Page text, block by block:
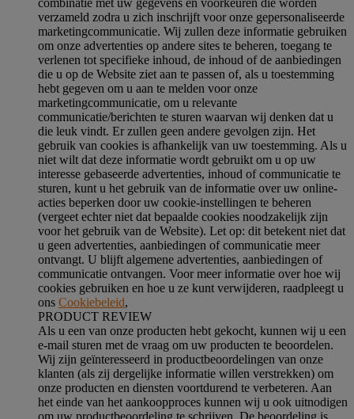
verzameld zodra u zich inschrijft voor onze gepersonaliseerde
marketingcommunicatie. Wij zullen deze informatie gebruiken
om onze advertenties op andere sites te beheren, toegang te
verlenen tot specifieke inhoud, de inhoud of de aanbiedingen
die u op de Website ziet aan te passen of, als u toestemming
hebt gegeven om u aan te melden voor onze
marketingcommunicatie, om u relevante
communicatie/berichten te sturen waarvan wij denken dat u
die leuk vindt. Er zullen geen andere gevolgen zijn. Het
gebruik van cookies is afhankelijk van uw toestemming. Als u
niet wilt dat deze informatie wordt gebruikt om u op uw
interesse gebaseerde advertenties, inhoud of communicatie te
sturen, kunt u het gebruik van de informatie over uw online-
acties beperken door uw cookie-instellingen te beheren
(vergeet echter niet dat bepaalde cookies noodzakelijk zijn
voor het gebruik van de Website). Let op: dit betekent niet dat
u geen advertenties, aanbiedingen of communicatie meer
ontvangt. U blijft algemene advertenties, aanbiedingen of
communicatie ontvangen. Voor meer informatie over hoe wij
cookies gebruiken en hoe u ze kunt verwijderen, raadpleegt u
ons Cookiebeleid,
PRODUCT REVIEW
Als u een van onze producten hebt gekocht, kunnen wij u een
e-mail sturen met de vraag om uw producten te beoordelen.
Wij zijn geïnteresseerd in productbeoordelingen van onze
klanten (als zij dergelijke informatie willen verstrekken) om
onze producten en diensten voortdurend te verbeteren. Aan
het einde van het aankoopproces kunnen wij u ook uitnodigen
om uw productbeoordeling te schrijven. De beoordeling is